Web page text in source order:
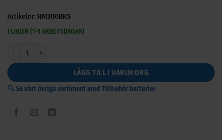
Artikelnr: HM300BKS
I LAGER (1-3 ARBETSDAGAR)
LÄGG TILL I VARUKORG
🔍 Se vårt övriga sortiment med Tillbehör batterier